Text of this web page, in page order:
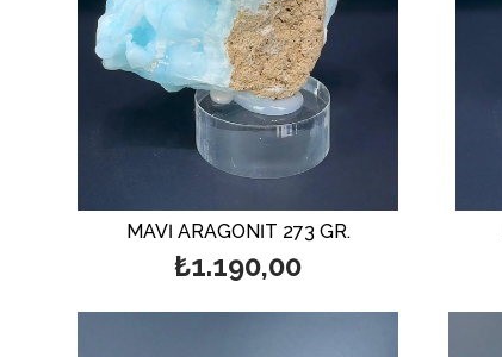
MAVİ ARAGONİT 273 GR.
₺1.190,00